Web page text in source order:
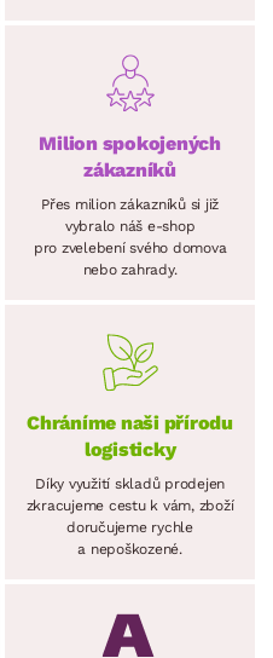
Milion spokojených
zákazníků
Přes milion zákazníků si již
vybralo náš e-shop
pro zvelebení svého domova
nebo zahrady.
Chráníme naši přírodu
logisticky
Díky využití skladů prodejen
zkracujeme cestu k vám, zboží
doručujeme rychle
a nepoškozené.